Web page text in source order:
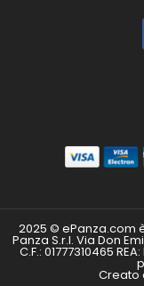
2025 © ePanza.com
Panza S.r.l. Via Don
C.F.: 01777310465
Creato